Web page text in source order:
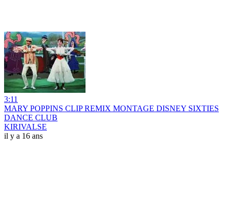
3:11
MARY POPPINS CLIP REMIX MONTAGE DISNEY SIXTIES
DANCE CLUB
KIRIVALSE
il y a 16 ans